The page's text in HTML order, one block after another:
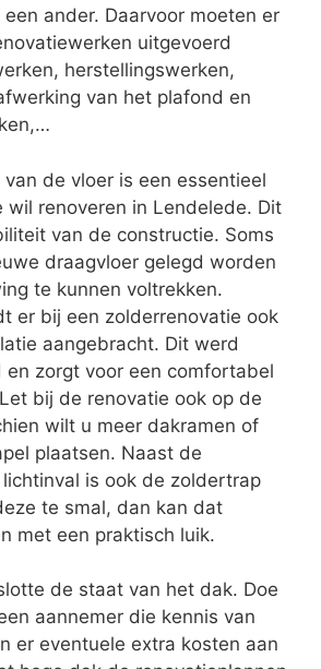
ander. Daarvoor moeten er
uitgevoerd
herstellingswerken,
van het plafond en
de vloer is een essentieel
wil renoveren in Lendelede. Dit
van de constructie. Soms
draagvloer gelegd worden
te kunnen voltrekken.
er bij een zolderrenovatie ook
aangebracht. Dit werd
en zorgt voor een comfortabel
bij de renovatie ook op de
wilt u meer dakramen of
plaatsen. Naast de
is ook de zoldertrap
te smal, dan kan dat
met een praktisch luik.
de staat van het dak. Doe
aannemer die kennis van
er eventuele extra kosten aan